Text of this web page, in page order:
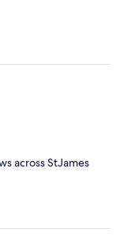
across StJames